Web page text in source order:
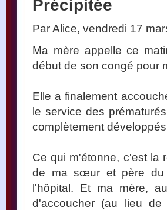
Précipitée
Par Alice, vendredi 17
Ma mère appelle ce
début de son congé pour
Elle a finalement
le service des
complètement
Ce qui m'étonne, c'est la
de ma sœur et père du
l'hôpital. Et ma mère,
d'accoucher (au lieu